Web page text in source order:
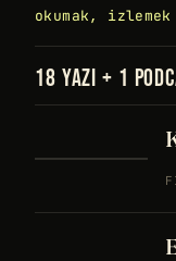
okumak,
18 YAZI + 1